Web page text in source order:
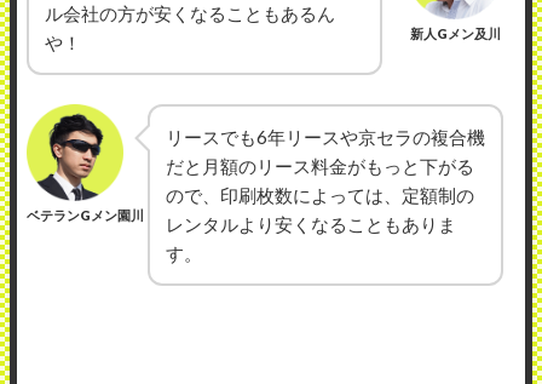
ル会社の方が安くなることもあるん
や！
新人Gメン及川
ベテランGメン園川
リースでも6年リースや京セラの複合機
だと月額のリース料金がもっと下がる
ので、印刷枚数によっては、定額制の
レンタルより安くなることもありま
す。